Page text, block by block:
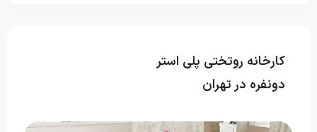
کارخانه روتختی پلی استر
دونفره در تهران